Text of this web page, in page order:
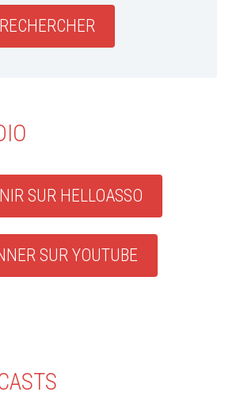
RECHERCHER
SUR HELLOASSO
SUR YOUTUBE